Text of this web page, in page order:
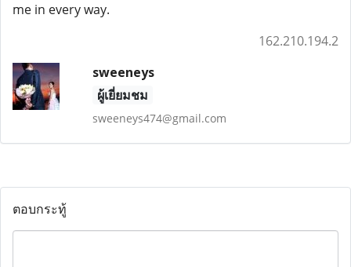
me in every way.
162.210.194.2
sweeneys
ผู้เยี่ยมชม
sweeneys474@gmail.com
ตอบกระทู้